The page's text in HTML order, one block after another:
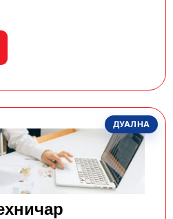
ДУАЛНА